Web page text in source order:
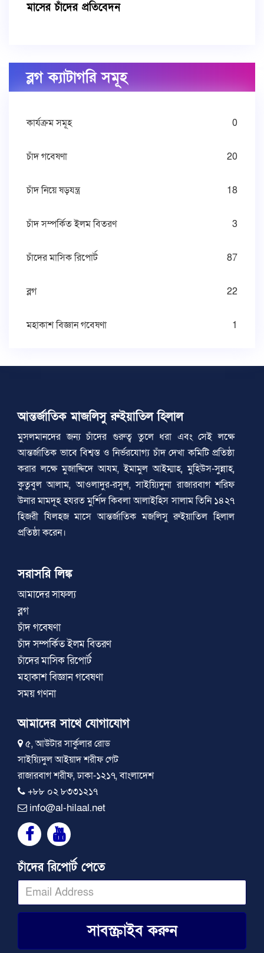
মাসের চাঁদের প্রতিবেদন
ব্লগ ক্যাটাগরি সমূহ
কার্যক্রম সমূহ 0
চাঁদ গবেষণা 20
চাঁদ নিয়ে ষড়যন্ত্র 18
চাঁদ সম্পর্কিত ইলম বিতরণ 3
চাঁদের মাসিক রিপোর্ট 87
ব্লগ 22
মহাকাশ বিজ্ঞান গবেষণা 1
আন্তর্জাতিক মাজলিসু রুইয়াতিল হিলাল
মুসলমানদের জন্য চাঁদের গুরুত্ব তুলে ধরা এবং সেই লক্ষে
আন্তর্জাতিক ভাবে বিশ্বস্ত ও নির্ভরযোগ্য চাঁদ দেখা কমিটি প্রতিষ্ঠা
করার লক্ষে মুজাদ্দিদে আযম, ইমামুল আইম্মাহ, মুহিউস-সুন্নাহ,
কুতুবুল আলাম, আওলাদুর-রসুল, সাইয়্যিদুনা রাজারবাগ শরিফ
উনার মামদূহ হযরত মুর্শিদ কিবলা আলাইহিস সালাম তিনি ১৪২৭
হিজরী যিলহজ মাসে আন্তর্জাতিক মজলিসু রুইয়াতিল হিলাল
প্রতিষ্ঠা করেন।
সরাসরি লিঙ্ক
আমাদের সাফল্য
ব্লগ
চাঁদ গবেষণা
চাঁদ সম্পর্কিত ইলম বিতরণ
চাঁদের মাসিক রিপোর্ট
মহাকাশ বিজ্ঞান গবেষণা
সময় গণনা
আমাদের সাথে যোগাযোগ
৫, আউটার সার্কুলার রোড
সাইয়্যিদুল আইয়াদ শরীফ গেট
রাজারবাগ শরীফ, ঢাকা-১২১৭, বাংলাদেশ
+৮৮ ০২ ৮৩৩১২১৭
info@al-hilaal.net
চাঁদের রিপোর্ট পেতে
সাবস্ক্রাইব করুন